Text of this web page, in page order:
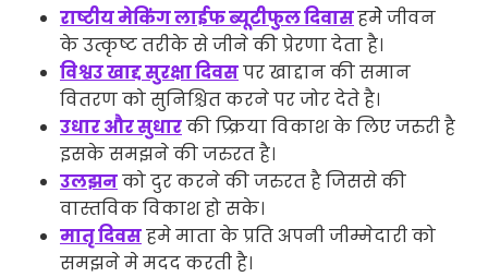
राष्टीय मेकिंग लाईफ ब्यूटीफुल दिवासहमेे जीवन
के उत्कृष्ट तरीके से जीने की प्रेरणा देता है।
विश्वउ खाद्द सुरक्षा दिवसपर खाद्दान की समान
वितरण को सुनिश्चित करने पर जोर देते है।
उधार और सुधारकी प्र्क्रिया विकाश के लिए जरुरी है
इसके समझने की जरुरत है।
उलझनको दुर करने की जरुरत है जिससे की
वास्तविक विकाश हो सके।
मातृ दिवसहमे माता के प्रति अपनी जीम्मेदारी को
समझने मे मदद करती है।